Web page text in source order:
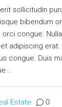
sollicitudin
bibendum
congue.
adipiscing erat.
congue. Duis
Estate 0